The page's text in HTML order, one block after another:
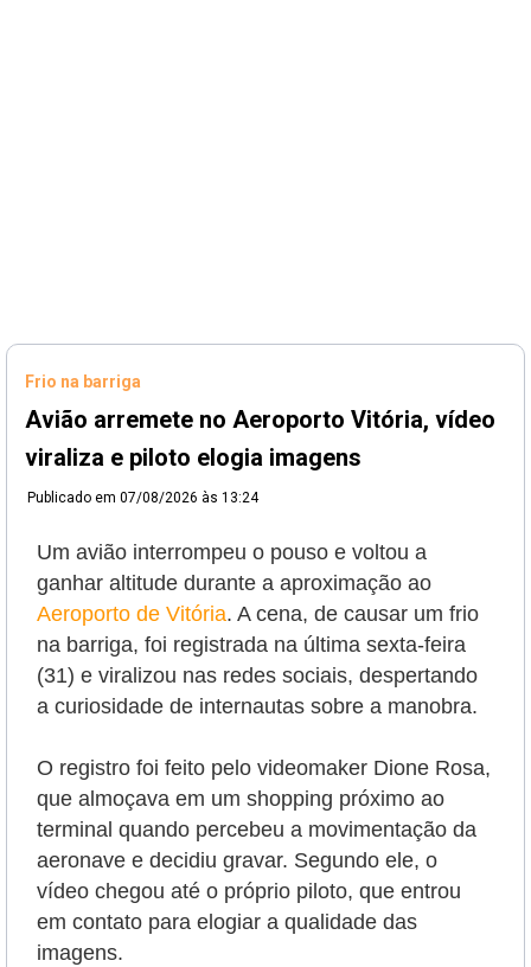
Frio na barriga
Avião arremete no Aeroporto Vitória, vídeo
viraliza e piloto elogia imagens
Publicado em 07/08/2026 às 13:24
Um avião interrompeu o pouso e voltou a
ganhar altitude durante a aproximação ao
Aeroporto de Vitória. A cena, de causar um frio
na barriga, foi registrada na última sexta-feira
(31) e viralizou nas redes sociais, despertando
a curiosidade de internautas sobre a manobra.
O registro foi feito pelo videomaker Dione Rosa,
que almoçava em um shopping próximo ao
terminal quando percebeu a movimentação da
aeronave e decidiu gravar. Segundo ele, o
vídeo chegou até o próprio piloto, que entrou
em contato para elogiar a qualidade das
imagens.